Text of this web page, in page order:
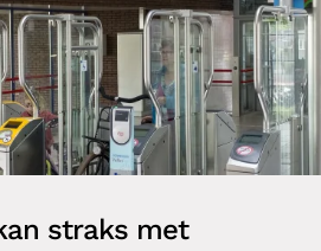
straks met